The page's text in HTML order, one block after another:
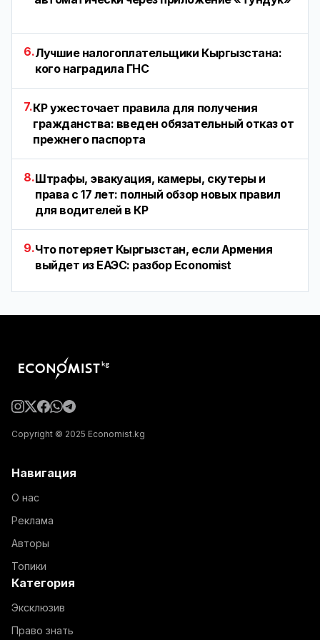
6.Лучшие налогоплательщики Кыргызстана:
кого наградила ГНС
7.КР ужесточает правила для получения
гражданства: введен обязательный отказ от
прежнего паспорта
8.Штрафы, эвакуация, камеры, скутеры и
права с 17 лет: полный обзор новых правил
для водителей в КР
9.Что потеряет Кыргызстан, если Армения
выйдет из ЕАЭС: разбор Economist
Copyright © 2025 Economist.kg
Навигация
О нас
Реклама
Авторы
Топики
Категория
Эксклюзив
Право знать